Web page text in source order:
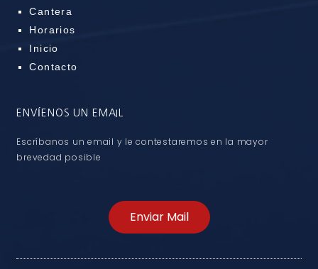
Cantera
Horarios
Inicio
Contacto
ENVÍENOS UN EMAIL
Escríbanos un email y le contestaremos en la mayor
brevedad posible
Enviar Mail